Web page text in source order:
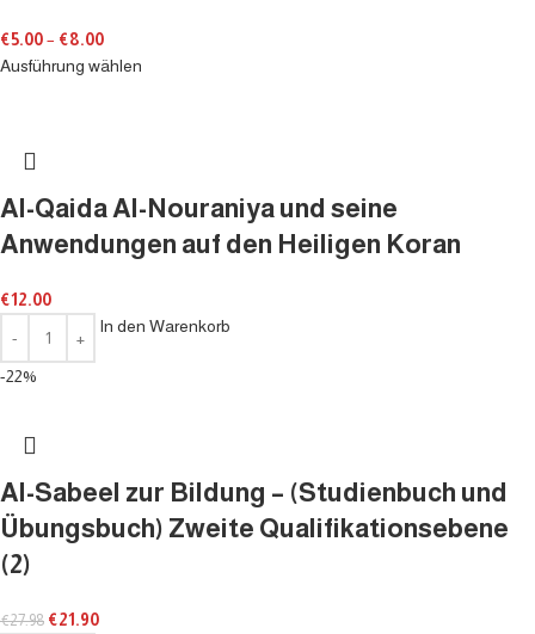
€5.00– €8.00
Ausführung wählen
Al-Qaida Al-Nouraniya und seine
Anwendungen auf den Heiligen Koran
€12.00
In den Warenkorb
-22%
Al-Sabeel zur Bildung – (Studienbuch und
Übungsbuch) Zweite Qualifikationsebene
(2)
€27.98 €21.90